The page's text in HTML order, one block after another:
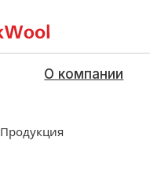
О компании
Продукция